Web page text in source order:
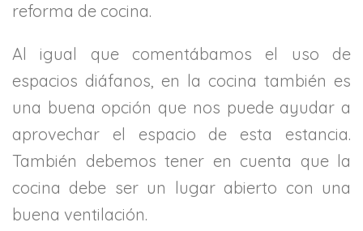
reforma de cocina.
Al igual que comentábamos el uso de
espacios diáfanos, en la cocina también es
una buena opción que nos puede ayudar a
aprovechar el espacio de esta estancia.
También debemos tener en cuenta que la
cocina debe ser un lugar abierto con una
buena ventilación.